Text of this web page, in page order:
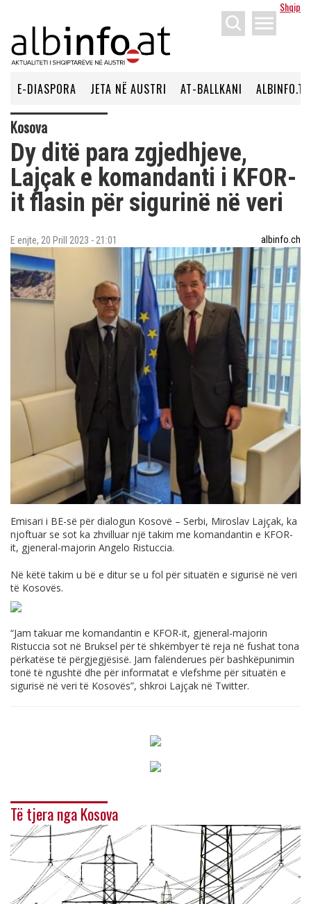
Shqip
menu
E-DIASPORA JETA NË AUSTRI AT-BALLKANI ALBINFO.TV
Kosova
Dy ditë para zgjedhjeve,
Lajçak e komandanti i KFOR-
it flasin për sigurinë në veri
E enjte, 20 Prill 2023 - 21:01 albinfo.ch
Emisari i BE-së për dialogun Kosovë – Serbi, Miroslav Lajçak, ka
njoftuar se sot ka zhvilluar një takim me komandantin e KFOR-
it, gjeneral-majorin Angelo Ristuccia.
Në këtë takim u bë e ditur se u fol për situatën e sigurisë në veri
të Kosovës.
“Jam takuar me komandantin e KFOR-it, gjeneral-majorin
Ristuccia sot në Bruksel për të shkëmbyer të reja në fushat tona
përkatëse të përgjegjësisë. Jam falënderues për bashkëpunimin
tonë të ngushtë dhe për informatat e vlefshme për situatën e
sigurisë në veri të Kosovës”, shkroi Lajçak në Twitter.
Të tjera nga Kosova